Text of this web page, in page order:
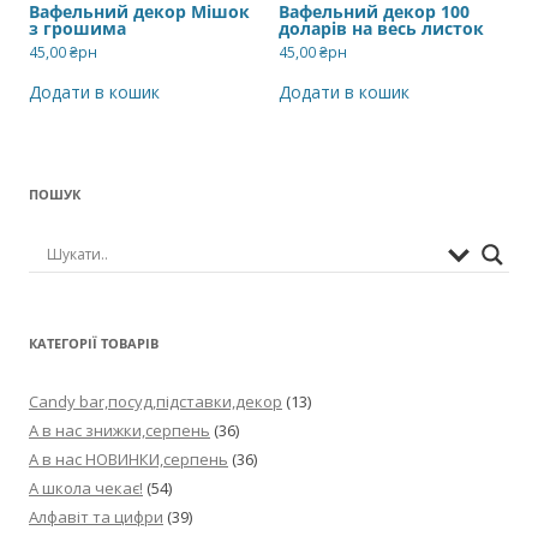
Вафельний декор Мішок
з грошима
45,00₴рн
Додати в кошик
Вафельний декор 100
доларів на весь листок
45,00₴рн
Додати в кошик
ПОШУК
КАТЕГОРІЇ ТОВАРІВ
Candy bar,посуд,підставки,декор (13)
А в нас знижки,серпень (36)
А в нас НОВИНКИ,серпень (36)
А школа чекає! (54)
Алфавіт та цифри (39)